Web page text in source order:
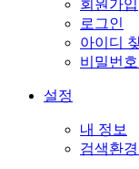
회원가입
로그인
아이디
비밀번호
설정
내 정보
검색환